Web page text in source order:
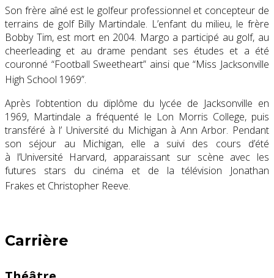
Son frère aîné est le golfeur professionnel et concepteur de
terrains de golf Billy Martindale. L’enfant du milieu, le frère
Bobby Tim, est mort en 2004. Margo a participé au golf, au
cheerleading et au drame pendant ses études et a été
couronné “Football Sweetheart” ainsi que “Miss Jacksonville
High School 1969”.
Après l’obtention du diplôme du lycée de Jacksonville en
1969, Martindale a fréquenté le Lon Morris College, puis
transféré à l’ Université du Michigan à Ann Arbor. Pendant
son séjour au Michigan, elle a suivi des cours d’été
à l’Université Harvard, apparaissant sur scène avec les
futures stars du cinéma et de la télévision Jonathan
Frakes et Christopher Reeve.
Carrière